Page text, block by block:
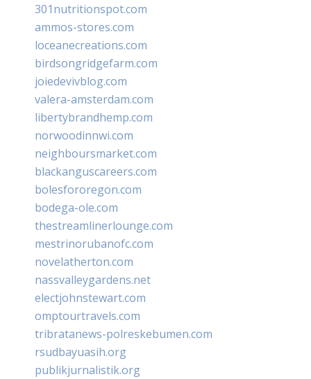
301nutritionspot.com
ammos-stores.com
loceanecreations.com
birdsongridgefarm.com
joiedevivblog.com
valera-amsterdam.com
libertybrandhemp.com
norwoodinnwi.com
neighboursmarket.com
blackanguscareers.com
bolesfororegon.com
bodega-ole.com
thestreamlinerlounge.com
mestrinorubanofc.com
novelatherton.com
nassvalleygardens.net
electjohnstewart.com
omptourtravels.com
tribratanews-polreskebumen.com
rsudbayuasih.org
publikjurnalistik.org